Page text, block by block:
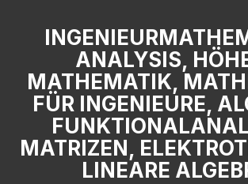
ANALYSIS,
MATHEMATIK,
FÜR INGENIEURE,
MATRIZEN,
LINEARE